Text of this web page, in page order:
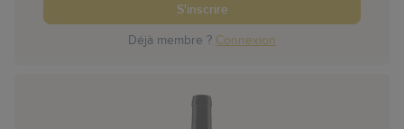
S'inscrire
Déjà membre ? Connexion